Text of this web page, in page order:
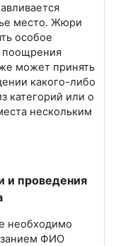
место. Жюри
особое
может принять
какого-либо
категорий или о
нескольким
и проведения
необходимо
ФИО